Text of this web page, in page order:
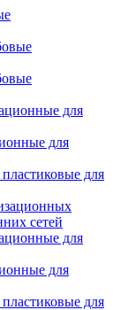
для
для
сетей
для
для